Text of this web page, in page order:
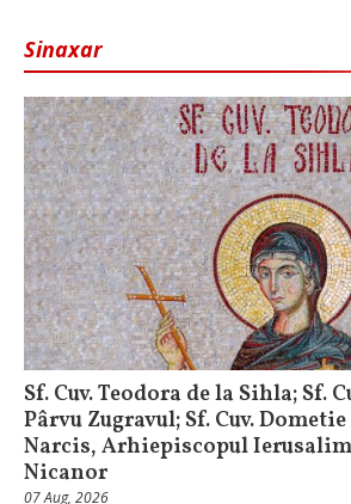
Sinaxar
Sf. Cuv. Teodora de la Sihla; Sf.
Pârvu Zugravul; Sf. Cuv.
Narcis, Arhiepiscopul
Nicanor
07 Aug, 2026